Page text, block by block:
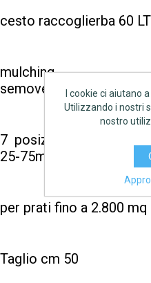
cesto raccoglierba 60 LT
mulching
semovenza con
7 posizioni di taglio a
25-75mm
per prati fino a 2.800 mq
Taglio cm 50
I cookie ci aiutano
Utilizzando i nostri
nostro